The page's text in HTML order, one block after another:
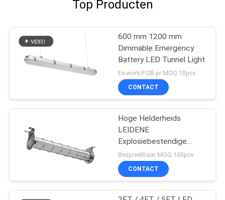
Top Producten
600 mm 1200 mm
Dimmable Emergency
Battery LED Tunnel Light
Ex-work/FOB pr MOQ:10pcs
CONTACT
Hoge Helderheids
LEIDENE
Explosiebestendige
Verlichting voor de
Industrietunnel van het
Oliegas
Bespreekbaar MOQ:100pcs
CONTACT